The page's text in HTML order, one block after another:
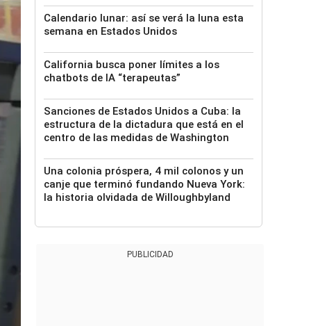
Calendario lunar: así se verá la luna esta
semana en Estados Unidos
California busca poner límites a los
chatbots de IA “terapeutas”
Sanciones de Estados Unidos a Cuba: la
estructura de la dictadura que está en el
centro de las medidas de Washington
Una colonia próspera, 4 mil colonos y un
canje que terminó fundando Nueva York:
la historia olvidada de Willoughbyland
PUBLICIDAD